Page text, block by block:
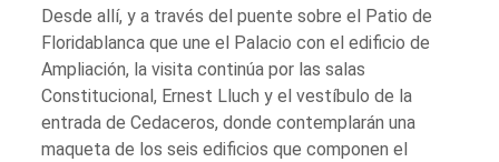
Desde allí, y a través del puente sobre el Patio de
Floridablanca que une el Palacio con el edificio de
Ampliación, la visita continúa por las salas
Constitucional, Ernest Lluch y el vestíbulo de la
entrada de Cedaceros, donde contemplarán una
maqueta de los seis edificios que componen el